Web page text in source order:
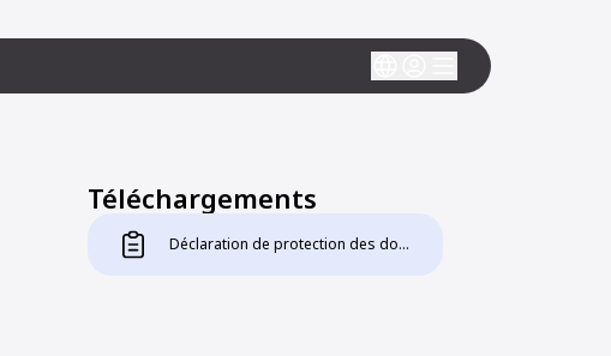
Téléchargements
Déclaration de protection des données